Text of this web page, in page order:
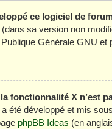
ce logiciel de
sa version non
Générale GNU
fonctionnalité X n’est
été développé et mis
phpBB Ideas (en